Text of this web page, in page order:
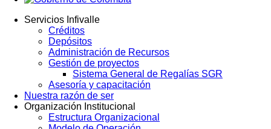
navigation
Servicios Infivalle
Créditos
Depósitos
Administración de Recursos
Gestión de proyectos
Sistema General de Regalías SGR
Asesoría y capacitación
Nuestra razón de ser
Organización Institucional
Estructura Organizacional